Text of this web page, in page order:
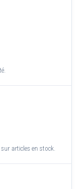
articles en stock.